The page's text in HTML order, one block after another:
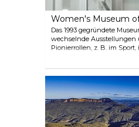
Women's Museum
Das 1993 gegründete
wechselnde Ausstellungen
Pionierrollen, z. B. im
der Kunst, und beleuchtet
Geschichte. Das Museum
Gaol Museum, in dem Sie
Gefängnisse von 1938 bis